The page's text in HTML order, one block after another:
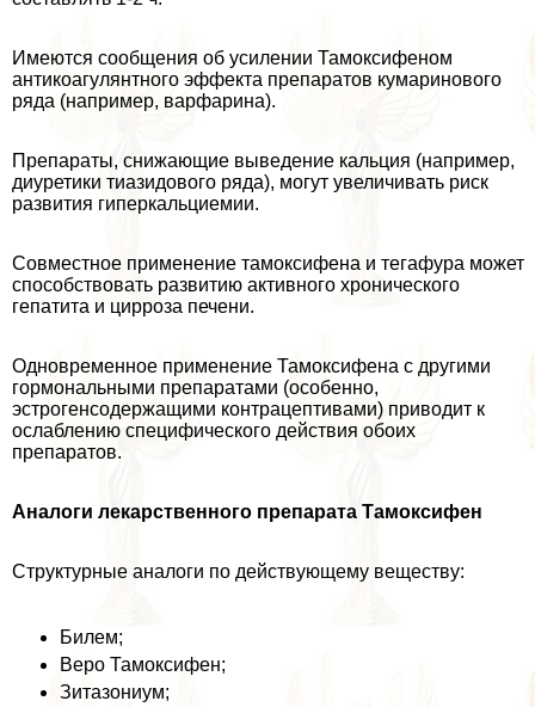
Имеются сообщения об усилении Тамоксифеном
антикоагулянтного эффекта препаратов кумаринового
ряда (например, варфарина).
Препараты, снижающие выведение кальция (например,
диуретики тиазидового ряда), могут увеличивать риск
развития гиперкальциемии.
Совместное применение тамоксифена и тегафура может
способствовать развитию активного хронического
гепатита и цирроза печени.
Одновременное применение Тамоксифена с другими
гормональными препаратами (особенно,
эстрогенсодержащими кoнтpaцептивами) приводит к
ослаблению специфического действия обоих
препаратов.
Аналоги лекарственного препарата Тамоксифен
Структурные аналоги по действующему веществу:
Билем;
Веро Тамоксифен;
Зитазониум;